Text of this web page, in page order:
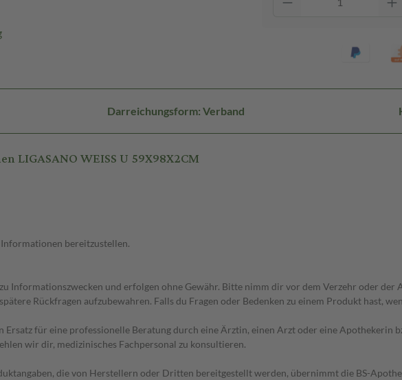
Darreichungsform: Verband
WEISS U 59X98X2CM
bereitzustellen.
Informationszwecken und erfolgen ohne Gewähr. Bitte nimm dir vor dem Verzehr oder
Rückfragen aufzubewahren. Falls du Fragen oder Bedenken zu einem Produkt hast,
Ersatz für eine professionelle Beratung durch eine Ärztin, einen Arzt oder eine Apothekerin
wir dir, medizinisches Fachpersonal zu konsultieren.
die von Herstellern oder Dritten bereitgestellt werden, übernimmt die BS-